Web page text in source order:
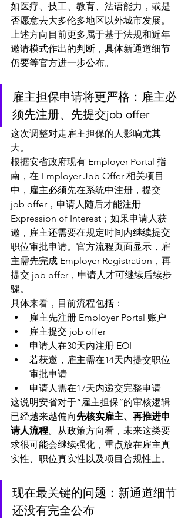
如医疗、技工、教育、法语能力，或是
否愿意去大多伦多地区以外城市发展。
上述方向目前更多属于基于法规和近年
邀请模式作出的判断，具体新通道细节
仍要等官方进一步公布。
雇主担保申请将更严格：雇主必
须先注册、先提交job offer
这次调整对走雇主担保的人影响尤其
大。
根据安省政府现有 Employer Portal 指
南，在 Employer Job Offer 相关项目
中，雇主必须先在系统中注册，提交
job offer，申请人随后才能注册
Expression of Interest；如果申请人获
邀，雇主还需要在规定时间内继续提交
职位审批申请。官方流程页面显示，雇
主需先完成 Employer Registration，再
提交 job offer，申请人才可继续后续步
骤。
具体来看，目前流程包括：
雇主先注册 Employer Portal 账户
雇主提交 job offer
申请人在30天内注册 EOI
若获邀，雇主需在14天内提交职位
审批申请
申请人需在17天内递交完整申请
这说明安省对于“雇主担保”的审核逻辑
已经越来越偏向先核实雇主、再推进申
请人流程。从政策方向看，未来这类要
求很可能会继续强化，重点放在雇主真
实性、职位真实性以及项目合规性上。
现在最关键的问题：新通道细节
还没有完全公布